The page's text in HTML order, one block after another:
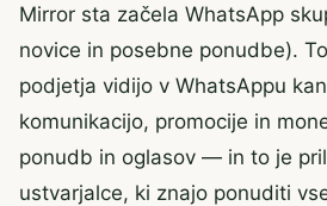
Mirror sta začela WhatsApp
novice in posebne ponudbe).
podjetja vidijo v WhatsAppu
komunikacijo, promocije in
ponudb in oglasov — in to je
ustvarjalce, ki znajo ponuditi